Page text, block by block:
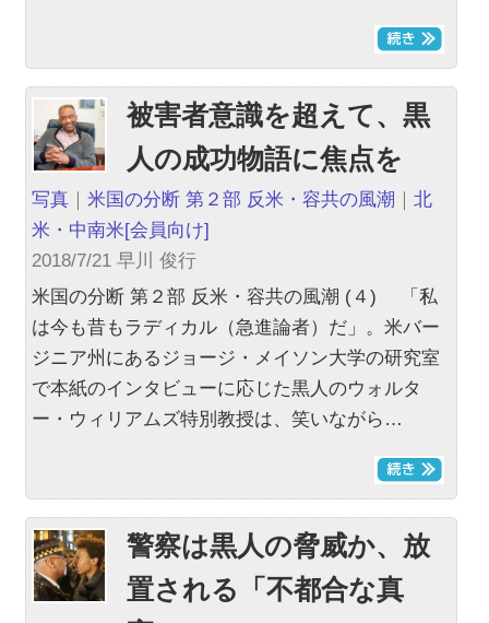
被害者意識を超えて、黒
人の成功物語に焦点を
写真 ｜米国の分断 第２部 反米・容共の風潮 ｜北
米・中南米[会員向け]
2018/7/21 早川 俊行
米国の分断 第２部 反米・容共の風潮 (４) 「私
は今も昔もラディカル（急進論者）だ」。米バー
ジニア州にあるジョージ・メイソン大学の研究室
で本紙のインタビューに応じた黒人のウォルタ
ー・ウィリアムズ特別教授は、笑いながら…
警察は黒人の脅威か、放
置される「不都合な真